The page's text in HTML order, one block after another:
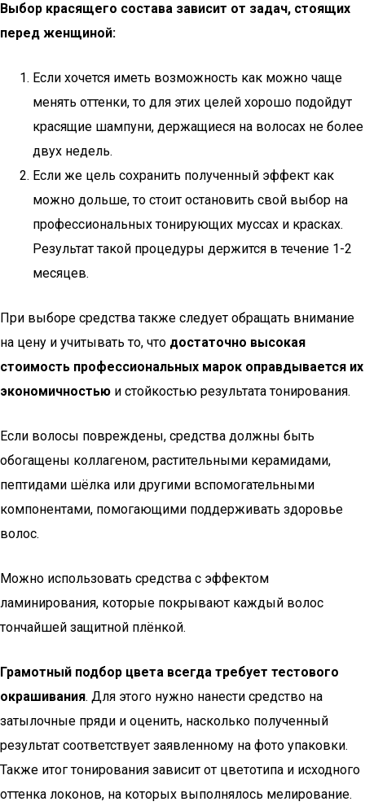
Выбор красящего состава зависит от задач, стоящих
перед женщиной:
Если хочется иметь возможность как можно чаще
менять оттенки, то для этих целей хорошо подойдут
красящие шампуни, держащиеся на волосах не более
двух недель.
Если же цель сохранить полученный эффект как
можно дольше, то стоит остановить свой выбор на
профессиональных тонирующих муссах и красках.
Результат такой процедуры держится в течение 1-2
месяцев.
При выборе средства также следует обращать внимание
на цену и учитывать то, что достаточно высокая
стоимость профессиональных марок оправдывается их
экономичностью и стойкостью результата тонирования.
Если волосы повреждены, средства должны быть
обогащены коллагеном, растительными керамидами,
пептидами шёлка или другими вспомогательными
компонентами, помогающими поддерживать здоровье
волос.
Можно использовать средства с эффектом
ламинирования, которые покрывают каждый волос
тончайшей защитной плёнкой.
Грамотный подбор цвета всегда требует тестового
окрашивания. Для этого нужно нанести средство на
затылочные пряди и оценить, насколько полученный
результат соответствует заявленному на фото упаковки.
Также итог тонирования зависит от цветотипа и исходного
оттенка локонов, на которых выполнялось мелирование.